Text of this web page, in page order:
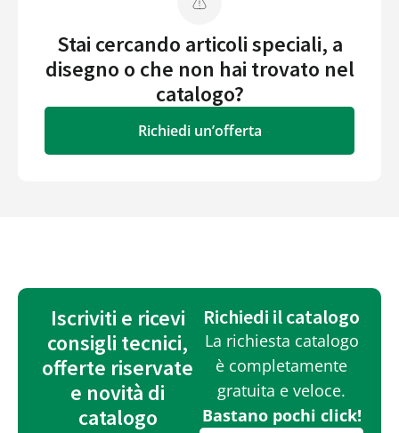
Stai cercando articoli speciali, a
disegno o che non hai trovato nel
catalogo?
Richiedi un’offerta
Iscriviti e ricevi
consigli tecnici,
offerte riservate
e novità di
catalogo
Richiedi il catalogo
La richiesta catalogo
è completamente
gratuita e veloce.
Bastano pochi click!